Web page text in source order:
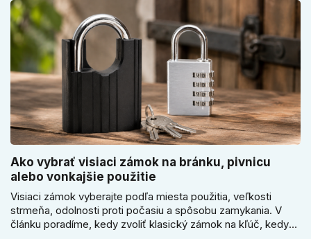
Ako vybrať visiaci zámok na bránku, pivnicu
alebo vonkajšie použitie
Visiaci zámok vyberajte podľa miesta použitia, veľkosti
strmeňa, odolnosti proti počasiu a spôsobu zamykania. V
článku poradíme, kedy zvoliť klasický zámok na kľúč, kedy